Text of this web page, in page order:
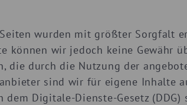
wurden mit größter Sorgfalt
können wir jedoch keine Gewähr
die durch die Nutzung der
sind wir für eigene Inhalte
dem Digitale-Dienste-Gesetz